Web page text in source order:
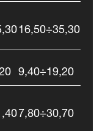
16,50÷35,30
9,40÷19,20
7,80÷30,70